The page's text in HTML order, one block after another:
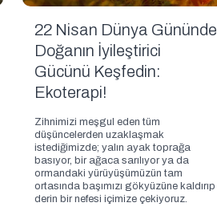
22 Nisan Dünya Gününde
Doğanın İyileştirici
Gücünü Keşfedin:
Ekoterapi!
Zihnimizi meşgul eden tüm
düşüncelerden uzaklaşmak
istediğimizde; yalın ayak toprağa
basıyor, bir ağaca sarılıyor ya da
ormandaki yürüyüşümüzün tam
ortasında başımızı gökyüzüne kaldırıp
derin bir nefesi içimize çekiyoruz.